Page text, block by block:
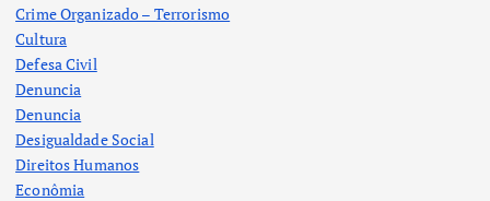
Crime Organizado – Terrorismo
Cultura
Defesa Civil
Denuncia
Denuncia
Desigualdade Social
Direitos Humanos
Econômia